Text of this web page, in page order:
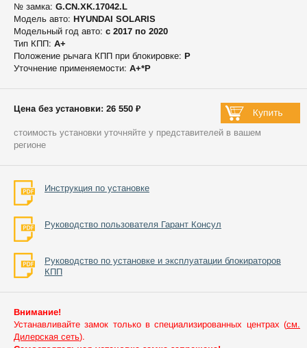
№ замка: G.CN.XK.17042.L
Модель авто: HYUNDAI SOLARIS
Модельный год авто: c 2017 по 2020
Тип КПП: А+
Положение рычага КПП при блокировке: P
Уточнение применяемости: А+*P
Цена без установки: 26 550 ₽
стоимость установки уточняйте у представителей в вашем
регионе
Инструкция по установке
Руководство пользователя Гарант Консул
Руководство по установке и эксплуатации блокираторов
КПП
Внимание!
Устанавливайте замок только в специализированных центрах (см.
Дилерская сеть).